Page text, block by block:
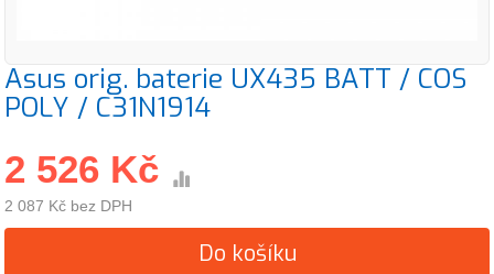
Asus orig. baterie UX435 BATT / COS
POLY / C31N1914
2 526 Kč
2 087 Kč bez DPH
Do košíku